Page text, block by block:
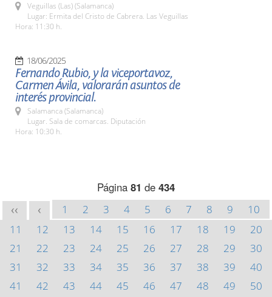
Veguillas (Las) (Salamanca)
Lugar: Ermita del Cristo de Cabrera. Las Veguillas
Hora: 11:30 h.
18/06/2025
Fernando Rubio, y la viceportavoz,
Carmen Ávila, valorarán asuntos de
interés provincial.
Salamanca (Salamanca)
Lugar. Sala de comarcas. Diputación
Hora: 10:30 h.
Página 81 de 434
<< < 1 2 3 4 5 6 7 8 9
10
11
12 13 14 15 16 17 18 19
20
21
22 23 24 25 26 27 28 29
30
31
32 33 34 35 36 37 38 39
40
41
42 43 44 45 46 47 48 49
50